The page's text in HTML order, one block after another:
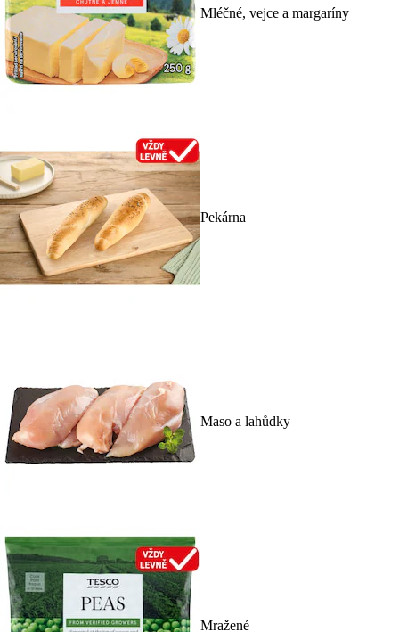
Mléčné, vejce a margaríny
Pekárna
Maso a lahůdky
Mražené